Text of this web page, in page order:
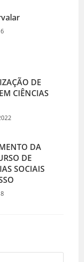
DE
CIÊNCIAS
DA
DE
SOCIAIS